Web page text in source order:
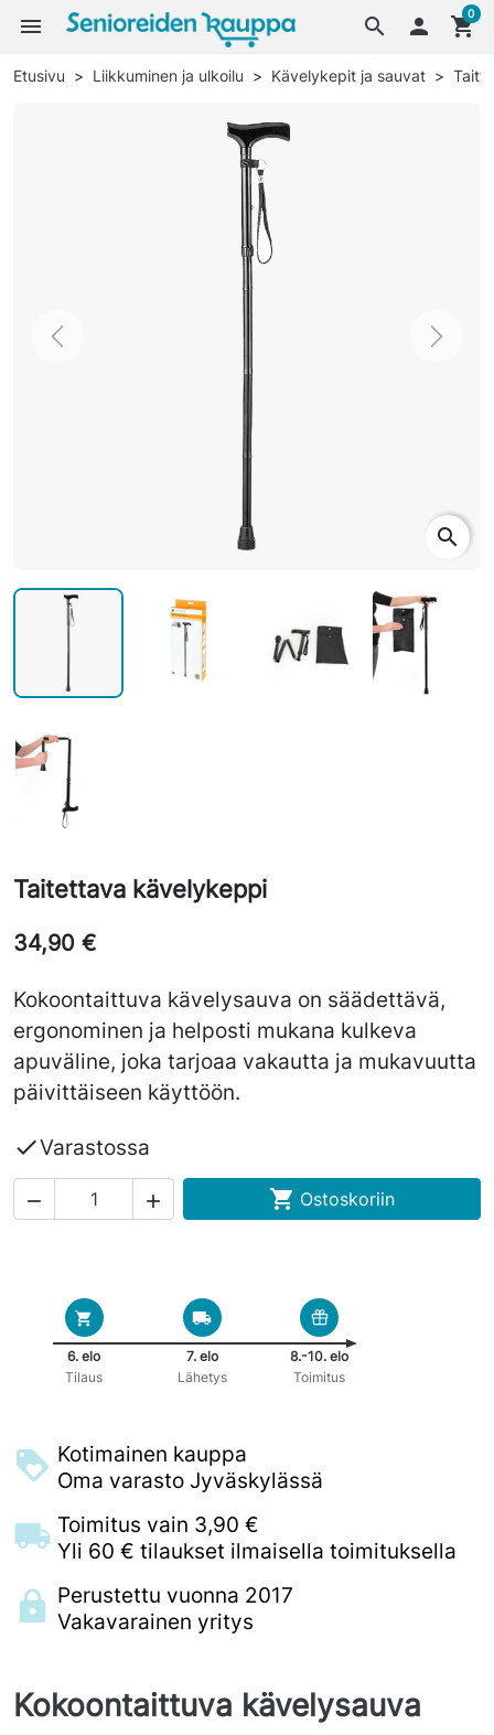
search
menu  shopping_cart
0
Etusivu Liikkuminen ja ulkoilu Kävelykepit ja sauvat
Previous Next
search
Taitettava kävelykeppi
34,90 €
Kokoontaittuva kävelysauva on säädettävä,
ergonominen ja helposti mukana kulkeva
apuväline, joka tarjoaa vakautta ja mukavuutta
päivittäiseen käyttöön.
Varastossa
   Ostoskoriin
6. elo
Tilaus
7. elo
Lähetys
8.-10. elo
Toimitus
Kotimainen kauppa
Oma varasto Jyväskylässä
Toimitus vain 3,90 €
Yli 60 € tilaukset ilmaisella toimituksella
Perustettu vuonna 2017
Vakavarainen yritys
Kokoontaittuva kävelysauva